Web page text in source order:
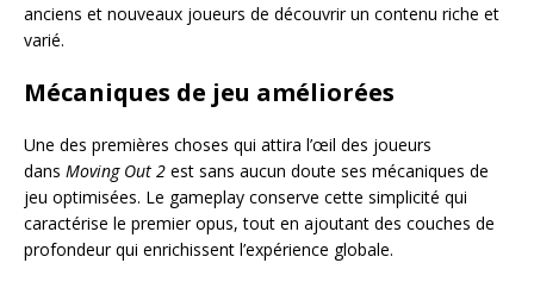
anciens et nouveaux joueurs de découvrir un contenu riche et
varié.
Mécaniques de jeu améliorées
Une des premières choses qui attira l’œil des joueurs
dans Moving Out 2 est sans aucun doute ses mécaniques de
jeu optimisées. Le gameplay conserve cette simplicité qui
caractérise le premier opus, tout en ajoutant des couches de
profondeur qui enrichissent l’expérience globale.